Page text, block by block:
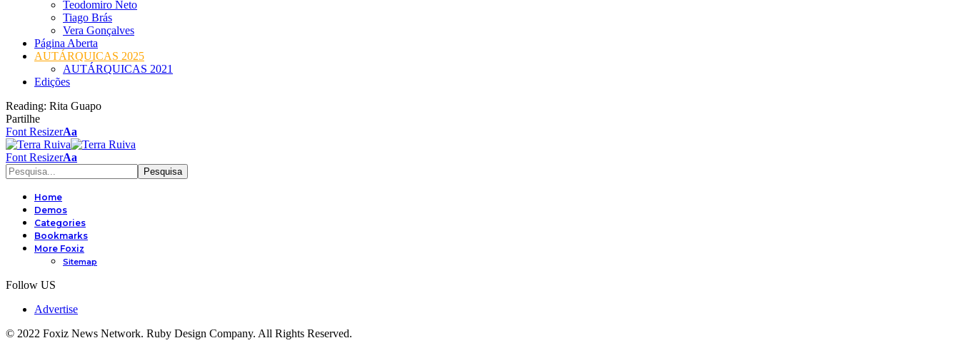
Teodomiro Neto
Tiago Brás
Vera Gonçalves
Página Aberta
AUTÁRQUICAS 2025
AUTÁRQUICAS 2021
Edições
Reading: Rita Guapo
Partilhe
Font ResizerAa
Font ResizerAa
Home
Demos
Categories
Bookmarks
More Foxiz
Sitemap
Follow US
Advertise
© 2022 Foxiz News Network. Ruby Design Company. All Rights Reserved.